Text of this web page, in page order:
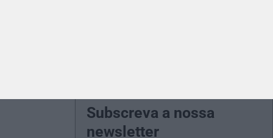
Subscreva a nossa
newsletter